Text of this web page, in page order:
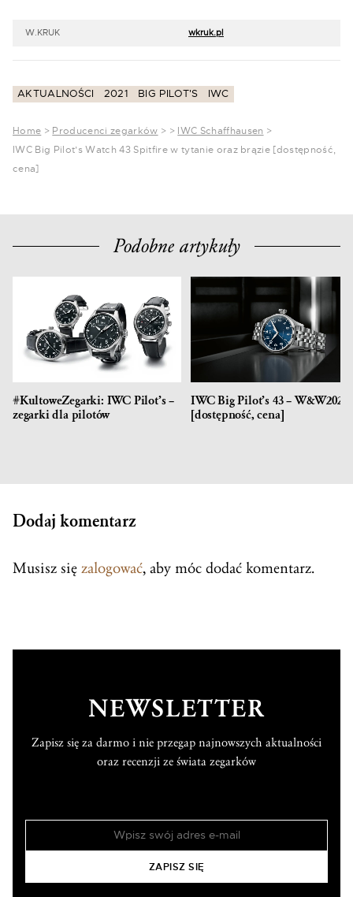
W.KRUK wkruk.pl
AKTUALNOŚCI 2021 BIG PILOT'S IWC
Home > Producenci zegarków > > IWC Schaffhausen >
IWC Big Pilot’s Watch 43 Spitfire w tytanie oraz brązie [dostępność,
cena]
Podobne artykuły
#KultoweZegarki: IWC Pilot’s –
zegarki dla pilotów
IWC Big Pilot’s 43 – W&W2021
[dostępność, cena]
Dodaj komentarz
Musisz się zalogować, aby móc dodać komentarz.
NEWSLETTER
Zapisz się za darmo i nie przegap najnowszych aktualności
oraz recenzji ze świata zegarków